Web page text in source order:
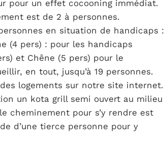
pour un effet cocooning immédiat.
est de 2 à personnes.
en situation de handicaps :
(4 pers) : pour les handicaps
et Chêne (5 pers) pour le
en tout, jusqu’à 19 personnes.
logements sur notre site internet.
un kota grill semi ouvert au milieu
cheminement pour s’y rendre est
d’une tierce personne pour y